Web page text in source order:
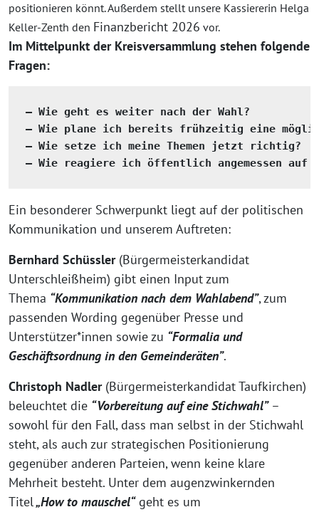
positionieren könnt. Außerdem stellt unsere Kassiererin Helga
Keller-Zenth den Finanzbericht 2026 vor.
Im Mittelpunkt der Kreisversammlung stehen folgende
Fragen:
– Wie plane ich bereits frühzeitig eine
– Wie setze ich meine Themen jetzt richtig?
– Wie reagiere ich öffentlich angemessen auf
Ein besonderer Schwerpunkt liegt auf der politischen
Kommunikation und unserem Auftreten:
Bernhard Schüssler(Bürgermeisterkandidat
Unterschleißheim) gibt einen Input zum
Thema “Kommunikation nach dem Wahlabend”, zum
passenden Wording gegenüber Presse und
Unterstützer*innen sowie zu “Formalia und
Geschäftsordnung in den Gemeinderäten”.
Christoph Nadler(Bürgermeisterkandidat Taufkirchen)
beleuchtet die “Vorbereitung auf eine Stichwahl”–
sowohl für den Fall, dass man selbst in der Stichwahl
steht, als auch zur strategischen Positionierung
gegenüber anderen Parteien, wenn keine klare
Mehrheit besteht. Unter dem augenzwinkernden
Titel„How to mauschel“geht es um